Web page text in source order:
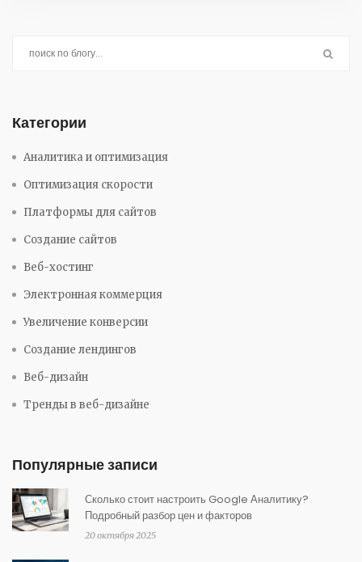
Категории
Аналитика и оптимизация
Оптимизация скорости
Платформы для сайтов
Создание сайтов
Веб-хостинг
Электронная коммерция
Увеличение конверсии
Создание лендингов
Веб-дизайн
Тренды в веб-дизайне
Популярные записи
Сколько стоит настроить Google Аналитику?
Подробный разбор цен и факторов
20 октября 2025